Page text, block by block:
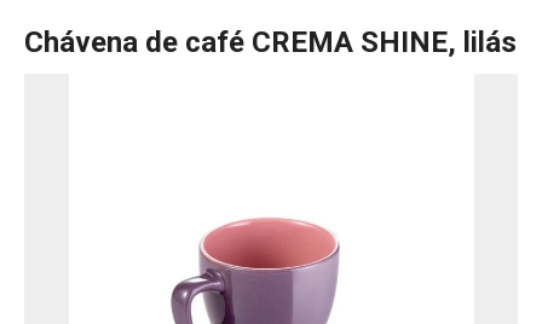
Chávena de café CREMA SHINE, lilás